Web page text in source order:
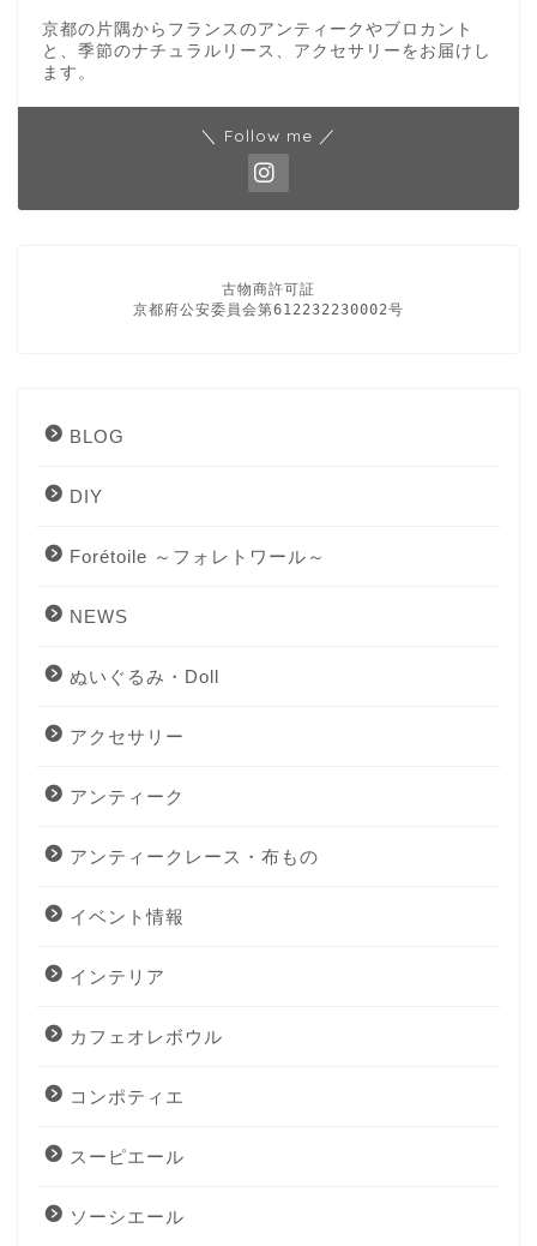
京都の片隅からフランスのアンティークやブロカント
と、季節のナチュラルリース、アクセサリーをお届けし
ます。
＼ Follow me ／
古物商許可証
京都府公安委員会第612232230002号
BLOG
DIY
Forétoile ～フォレトワール～
NEWS
ぬいぐるみ・Doll
アクセサリー
アンティーク
アンティークレース・布もの
イベント情報
インテリア
カフェオレボウル
コンポティエ
スーピエール
ソーシエール